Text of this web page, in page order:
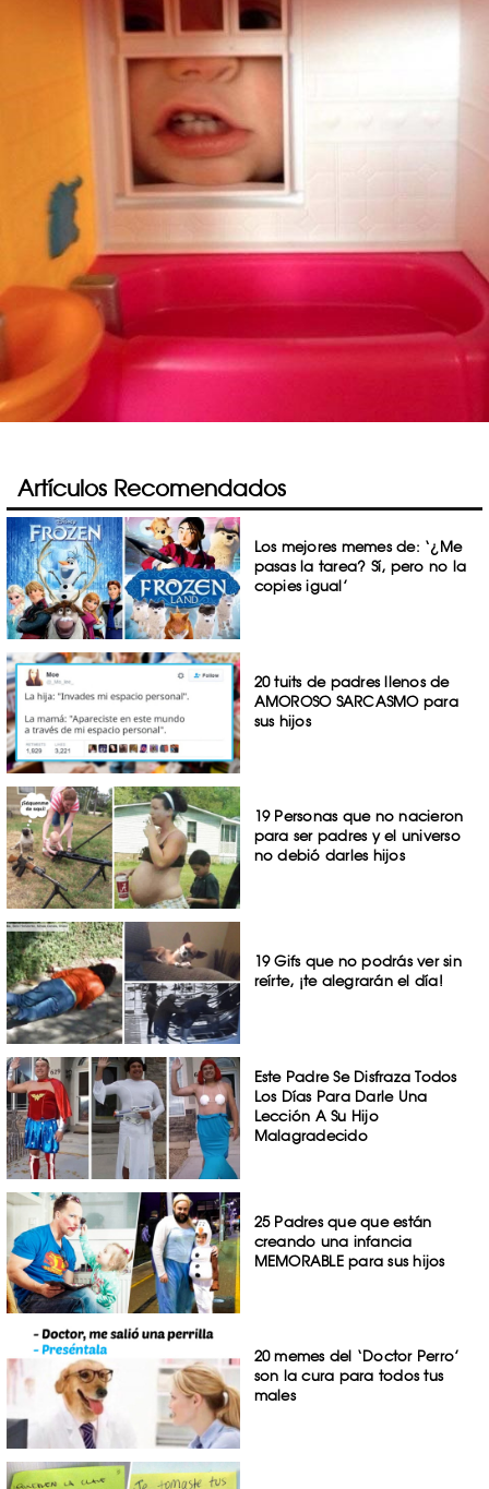
Artículos Recomendados
Los mejores memes de: ‘¿Me
pasas la tarea? Sí, pero no la
copies igual’
20 tuits de padres llenos de
AMOROSO SARCASMO para
sus hijos
19 Personas que no nacieron
para ser padres y el universo
no debió darles hijos
19 Gifs que no podrás ver sin
reírte, ¡te alegrarán el día!
Este Padre Se Disfraza Todos
Los Días Para Darle Una
Lección A Su Hijo
Malagradecido
25 Padres que que están
creando una infancia
MEMORABLE para sus hijos
20 memes del ‘Doctor Perro’
son la cura para todos tus
males